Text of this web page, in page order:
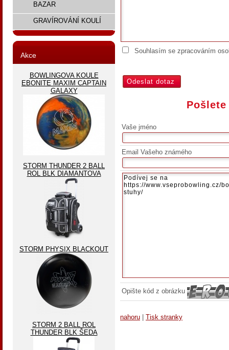
Souhlasím se zpracováním
Vaše jméno
Email Vašeho známého
Opište kód z obrázku
nahoru | Tisk stranky
BAZAR
GRAVÍROVÁNÍ KOULÍ
Akce
BOWLINGOVA KOULE
EBONITE MAXIM CAPTAIN
GALAXY
STORM THUNDER 2 BALL
ROL BLK DIAMANTOVA
STORM PHYSIX BLACKOUT
STORM 2 BALL ROL
THUNDER BLK ŠEDA